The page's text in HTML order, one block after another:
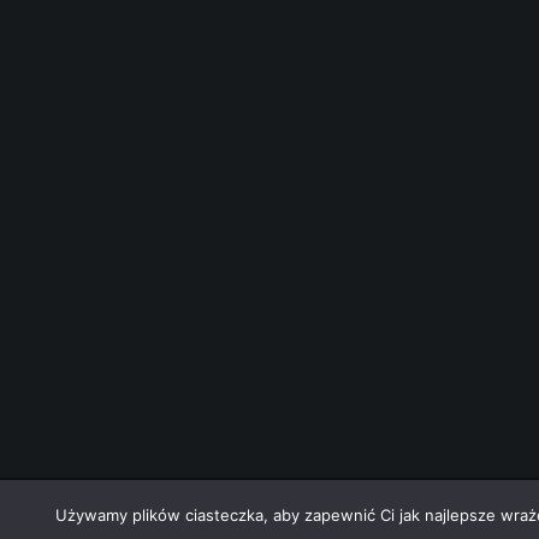
nek-it.pl design.
Używamy plików ciasteczka, aby zapewnić Ci jak najlepsze